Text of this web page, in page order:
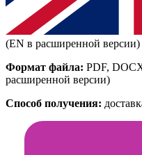
(EN в расширенной версии)
Формат файла: PDF,
расширенной версии)
Способ получения: